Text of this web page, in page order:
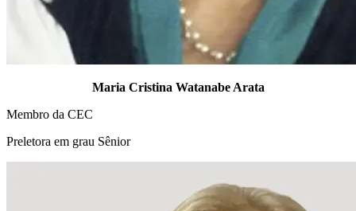
Maria Cristina Watanabe Arata
Membro da CEC
Preletora em grau Sênior